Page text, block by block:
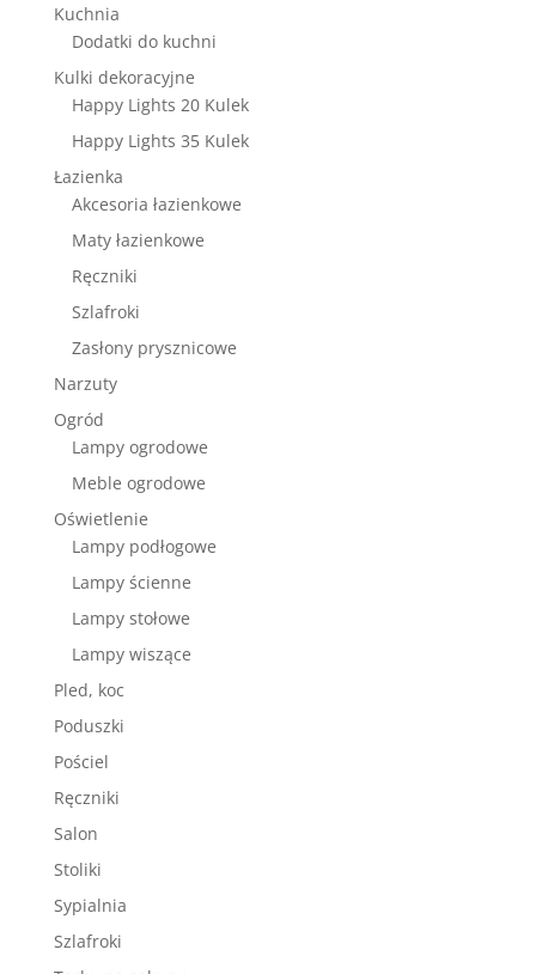
Kuchnia
Dodatki do kuchni
Kulki dekoracyjne
Happy Lights 20 Kulek
Happy Lights 35 Kulek
Łazienka
Akcesoria łazienkowe
Maty łazienkowe
Ręczniki
Szlafroki
Zasłony prysznicowe
Narzuty
Ogród
Lampy ogrodowe
Meble ogrodowe
Oświetlenie
Lampy podłogowe
Lampy ścienne
Lampy stołowe
Lampy wiszące
Pled, koc
Poduszki
Pościel
Ręczniki
Salon
Stoliki
Sypialnia
Szlafroki